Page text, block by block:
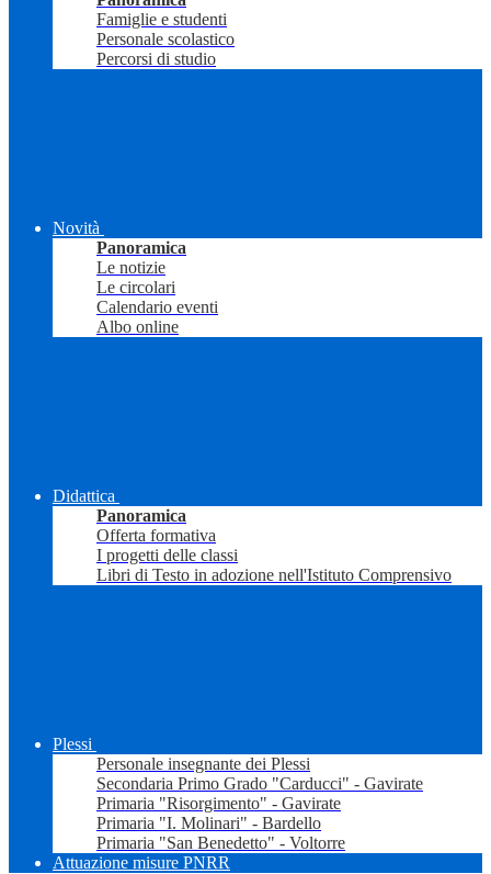
Famiglie e studenti
Personale scolastico
Percorsi di studio
Novità
Panoramica
Le notizie
Le circolari
Calendario eventi
Albo online
Didattica
Panoramica
Offerta formativa
I progetti delle classi
Libri di Testo in adozione nell'Istituto Comprensivo
Plessi
Personale insegnante dei Plessi
Secondaria Primo Grado "Carducci" - Gavirate
Primaria "Risorgimento" - Gavirate
Primaria "I. Molinari" - Bardello
Primaria "San Benedetto" - Voltorre
Attuazione misure PNRR